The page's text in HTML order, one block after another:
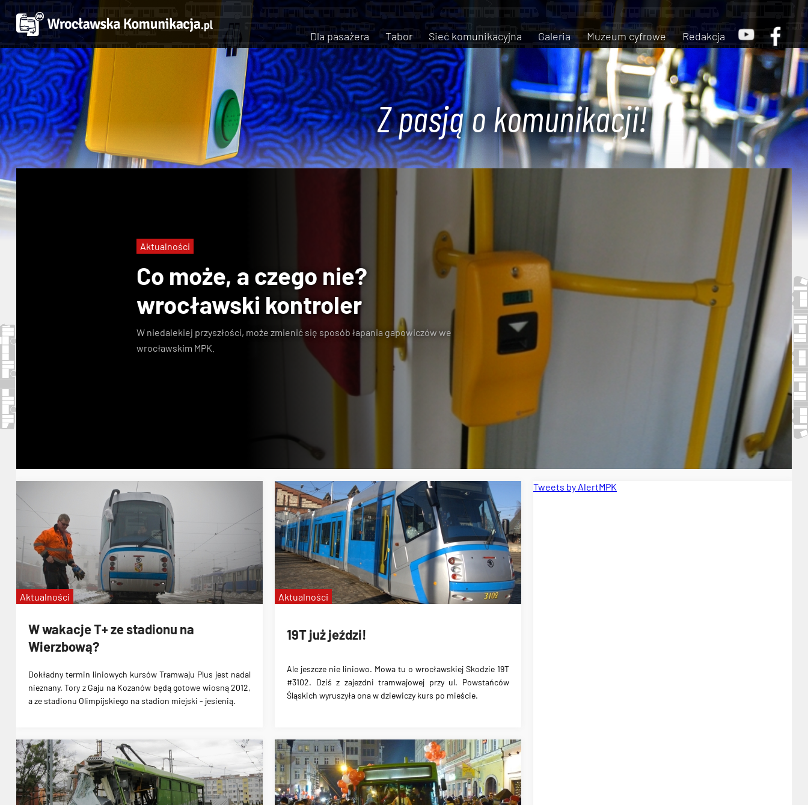
Dla pasażera Tabor Sieć komunikacyjna Galeria Muzeum cyfrowe Redakcja
Z pasją o komunikacji!
Co może, a czego nie?
wrocławski kontroler
W niedalekiej przyszłości, może zmienić się sposób łapania gapowiczów we
wrocławskim MPK.
Aktualności
W wakacje T+ ze stadionu na
Wierzbową?
Dokładny termin liniowych kursów Tramwaju Plus jest nadal
nieznany. Tory z Gaju na Kozanów będą gotowe wiosną 2012,
a ze stadionu Olimpijskiego na stadion miejski - jesienią.
Aktualności
19T już jeździ!
Ale jeszcze nie liniowo. Mowa tu o wrocławskiej Skodzie 19T
#3102. Dziś z zajezdni tramwajowej przy ul. Powstańców
Śląskich wyruszyła ona w dziewiczy kurs po mieście.
Aktualności
Tweets by AlertMPK